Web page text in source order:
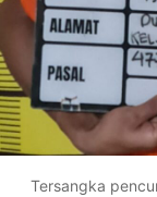
Tersangka